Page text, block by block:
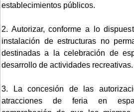
establecimientos públicos.
2. Autorizar, conforme a lo
instalación de estructuras no
destinadas a la celebración de
desarrollo de actividades recreativas.
3. La concesión de las
atracciones de feria en